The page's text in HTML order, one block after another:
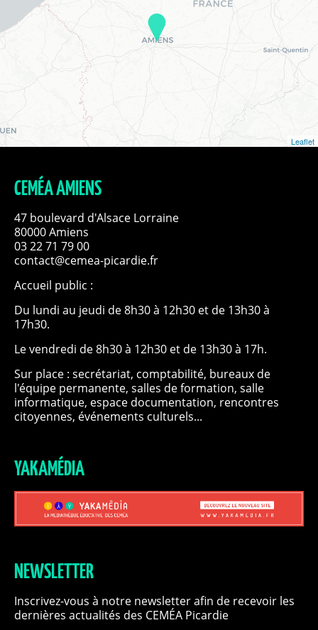
Leaflet
CEMÉA AMIENS
47 boulevard d'Alsace Lorraine
80000 Amiens
03 22 71 79 00
contact@cemea-picardie.fr
Accueil public :
Du lundi au jeudi de 8h30 à 12h30 et de 13h30 à
17h30.
Le vendredi de 8h30 à 12h30 et de 13h30 à 17h.
Sur place : secrétariat, comptabilité, bureaux de
l'équipe permanente, salles de formation, salle
informatique, espace documentation, rencontres
citoyennes, événements culturels...
YAKAMÉDIA
NEWSLETTER
Inscrivez-vous à notre newsletter afin de recevoir les
dernières actualités des CEMÉA Picardie